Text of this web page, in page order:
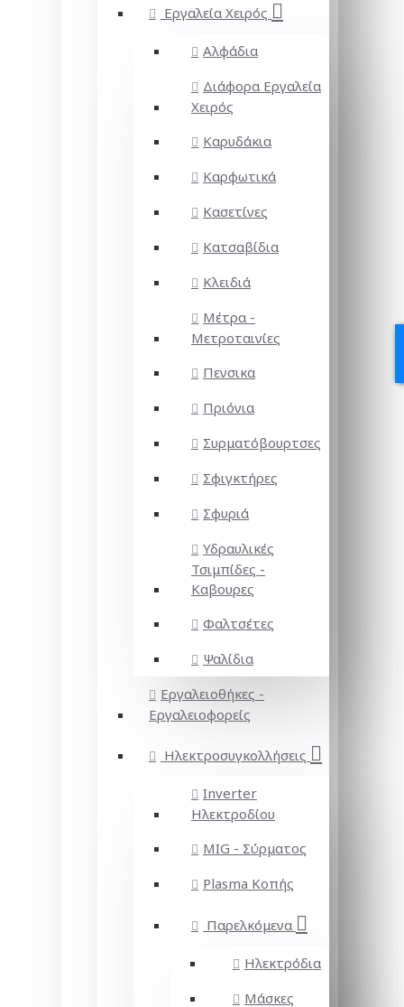
Εργαλεία Χειρός
Αλφάδια
Διάφορα Εργαλεία
Χειρός
Καρυδάκια
Καρφωτικά
Κασετίνες
Κατσαβίδια
Κλειδιά
Μέτρα -
Μετροταινίες
Πενσικα
Πριόνια
Συρματόβουρτσες
Σφιγκτήρες
Σφυριά
Υδραυλικές
Τσιμπίδες -
Καβουρες
Φαλτσέτες
Ψαλίδια
Εργαλειοθήκες -
Εργαλειοφορείς
Ηλεκτροσυγκολλήσεις
Inverter
Ηλεκτροδίου
MIG - Σύρματος
Plasma Κοπής
Παρελκόμενα
Ηλεκτρόδια
Μάσκες